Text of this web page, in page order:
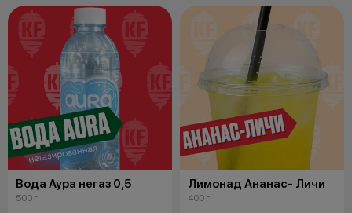
Вода Аура негаз 0,5
500 г
Лимонад Ананас- Личи
400 г